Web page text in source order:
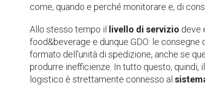
come, quando e perché monitorare e, di
Allo stesso tempo il livello di servizio deve
food&beverage e dunque GDO: le
formato dell’unità di spedizione, anche se
produrre inefficienze. In tutto questo, quindi, il
logistico è strettamente connesso al